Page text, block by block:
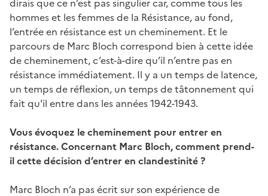
hommes et les femmes de la Résistance, au fond,
l’entrée en résistance est un cheminement. Et le
parcours de Marc Bloch correspond bien à cette idée
de cheminement, c’est-à-dire qu’il n’entre pas en
résistance immédiatement. Il y a un temps de latence,
un temps de réflexion, un temps de tâtonnement qui
fait qu'il entre dans les années 1942-1943.
Vous évoquez le cheminement pour entrer en
résistance. Concernant Marc Bloch, comment prend-
il cette décision d’entrer en clandestinité ?
Marc Bloch n’a pas écrit sur son expérience de